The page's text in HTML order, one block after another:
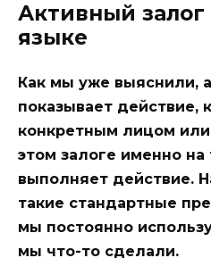
Активный
языке
Как мы уже выяснили,
показывает действие,
конкретным лицом
этом залоге именно на
выполняет действие.
такие стандартные
мы постоянно
мы что-то сделали.